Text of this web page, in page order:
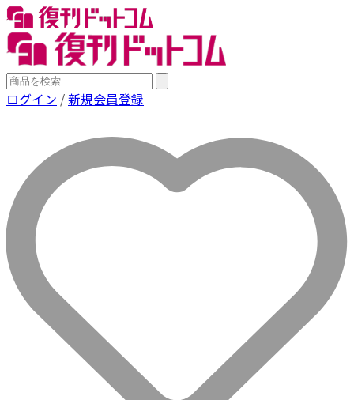
ログイン /新規会員登録